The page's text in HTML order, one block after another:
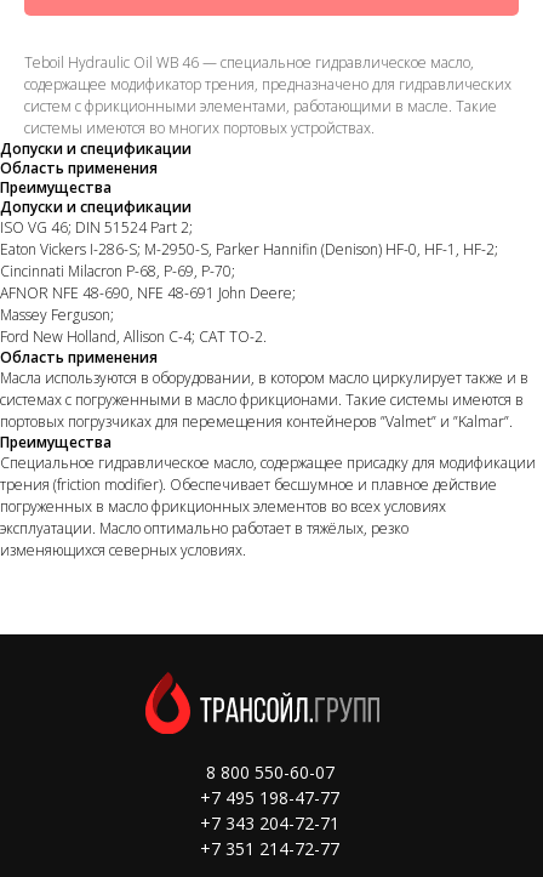
Teboil Hydraulic Oil WB 46 — специальное гидравлическое масло,
содержащее модификатор трения, предназначено для гидравлических
систем с фрикционными элементами, работающими в масле. Такие
системы имеются во многих портовых устройствах.
Допуски и спецификации
Область применения
Преимущества
Допуски и спецификации
ISO VG 46; DIN 51524 Part 2;
Eaton Vickers I-286-S; M-2950-S, Parker Hannifin (Denison) HF-0, HF-1, HF-2;
Cincinnati Milacron P-68, P-69, P-70;
AFNOR NFE 48-690, NFE 48-691 John Deere;
Massey Ferguson;
Ford New Holland, Allison C-4; CAT TO-2.
Область применения
Масла используются в оборудовании, в котором масло циркулирует также и в
системах с погруженными в масло фрикционами. Такие системы имеются в
портовых погрузчиках для перемещения контейнеров ”Valmet” и ”Kalmar”.
Преимущества
Специальное гидравлическое масло, содержащее присадку для модификации
трения (friction modifier). Обеспечивает бесшумное и плавное действие
погруженных в масло фрикционных элементов во всех условиях
эксплуатации. Масло оптимально работает в тяжёлых, резко
изменяющихся северных условиях.
8 800 550-60-07
+7 495 198-47-77
+7 343 204-72-71
+7 351 214-72-77